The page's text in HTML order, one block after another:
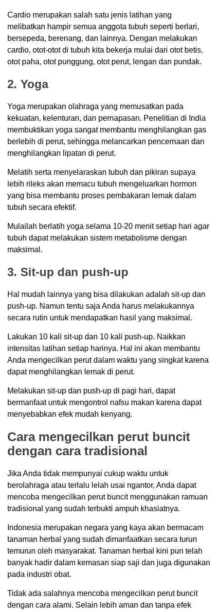
Cardio merupakan salah satu jenis latihan yang
melibatkan hampir semua anggota tubuh seperti berlari,
bersepeda, berenang, dan lainnya. Dengan melakukan
cardio, otot-otot di tubuh kita bekerja mulai dari otot betis,
otot paha, otot punggung, otot perut, lengan dan pundak.
2. Yoga
Yoga merupakan olahraga yang memusatkan pada
kekuatan, kelenturan, dan pernapasan. Penelitian di India
membuktikan yoga sangat membantu menghilangkan gas
berlebih di perut, sehingga melancarkan pencernaan dan
menghilangkan lipatan di perut.
Melatih serta menyelaraskan tubuh dan pikiran supaya
lebih rileks akan memacu tubuh mengeluarkan hormon
yang bisa membantu proses pembakaran lemak dalam
tubuh secara efektif.
Mulailah berlatih yoga selama 10-20 menit setiap hari agar
tubuh dapat melakukan sistem metabolisme dengan
maksimal.
3. Sit-up dan push-up
Hal mudah lainnya yang bisa dilakukan adalah sit-up dan
push-up. Namun tentu saja Anda harus melakukannya
secara rutin untuk mendapatkan hasil yang maksimal.
Lakukan 10 kali sit-up dan 10 kali push-up­. Naikkan
intensitas latihan setiap harinya. Hal ini akan membantu
Anda mengecilkan perut dalam waktu yang singkat karena
dapat menghilangkan lemak di perut.
Melakukan sit-up dan push-up di pagi hari, dapat
bermanfaat untuk mengontrol nafsu makan karena dapat
menyebabkan efek mudah kenyang.
Cara mengecilkan perut buncit
dengan cara tradisional
Jika Anda tidak mempunyai cukup waktu untuk
berolahraga atau terlalu lelah usai ngantor, Anda dapat
mencoba mengecilkan perut buncit menggunakan ramuan
tradisional yang sudah terbukti ampuh khasiatnya.
Indonesia merupakan negara yang kaya akan bermacam
tanaman herbal yang sudah dimanfaatkan secara turun
temurun oleh masyarakat. Tanaman herbal kini pun telah
banyak hadir dalam kemasan siap saji dan juga digunakan
pada industri obat.
Tidak ada salahnya mencoba mengecilkan perut buncit
dengan cara alami. Selain lebih aman dan tanpa efek